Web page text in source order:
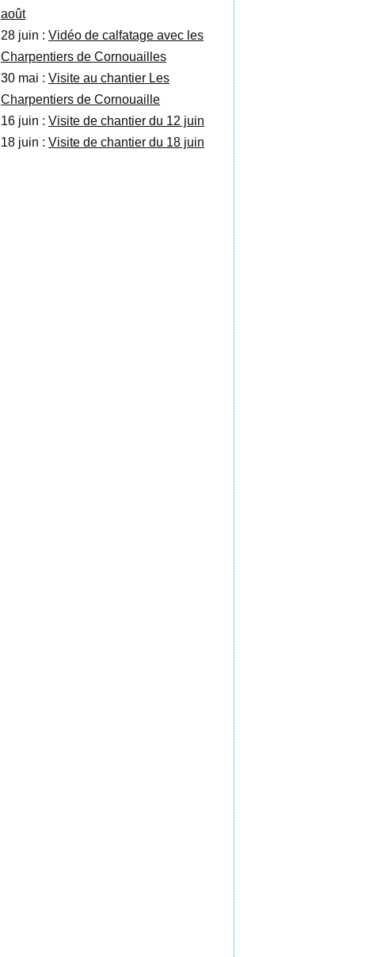
août
28 juin : Vidéo de calfatage avec les
Charpentiers de Cornouailles
30 mai : Visite au chantier Les
Charpentiers de Cornouaille
16 juin : Visite de chantier du 12 juin
18 juin : Visite de chantier du 18 juin